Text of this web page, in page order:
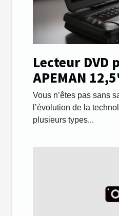
Lecteur DVD
APEMAN
il savoir ?
Vous n’êtes pas sans
l’évolution de la
plusieurs types...